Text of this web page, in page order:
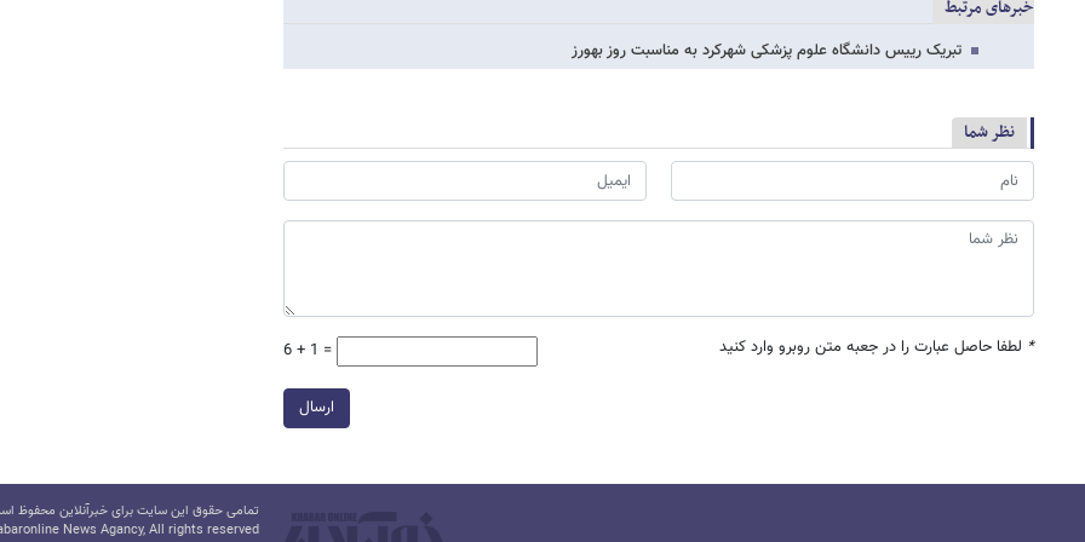
خبرهای مرتبط
تبریک رییس دانشگاه علوم پزشکی شهرکرد به مناسبت روز بهورز
نظر شما
* لطفا حاصل عبارت را در جعبه متن روبرو وارد کنید 6 + 1 =
ارسال
تمامی حقوق این سایت برای خبرآنلاین محفوظ
News Agancy, All rights reserved